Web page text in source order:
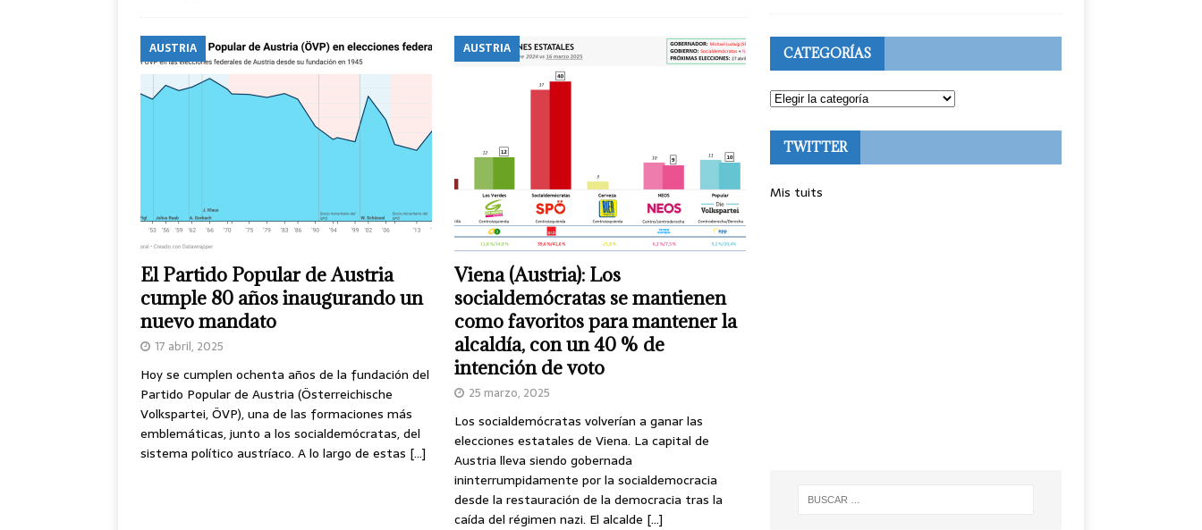
AUSTRIA
El Partido Popular de Austria
cumple 80 años inaugurando un
nuevo mandato
17 abril, 2025
Hoy se cumplen ochenta años de la fundación del
Partido Popular de Austria (Österreichische
Volkspartei, ÖVP), una de las formaciones más
emblemáticas, junto a los socialdemócratas, del
sistema político austríaco. A lo largo de estas […]
AUSTRIA
Viena (Austria): Los
socialdemócratas se mantienen
como favoritos para mantener la
alcaldía, con un 40 % de
intención de voto
25 marzo, 2025
Los socialdemócratas volverían a ganar las
elecciones estatales de Viena. La capital de
Austria lleva siendo gobernada
ininterrumpidamente por la socialdemocracia
desde la restauración de la democracia tras la
caída del régimen nazi. El alcalde […]
CATEGORÍAS
TWITTER
Mis tuits